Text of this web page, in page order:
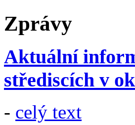
Zprávy
Aktuální
střediscích v
- celý text